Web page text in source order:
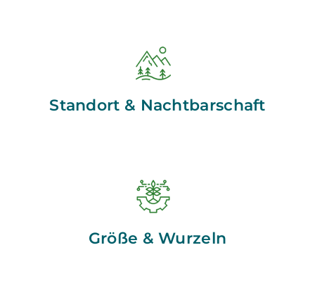
Standort & Nachtbarschaft
Größe & Wurzeln